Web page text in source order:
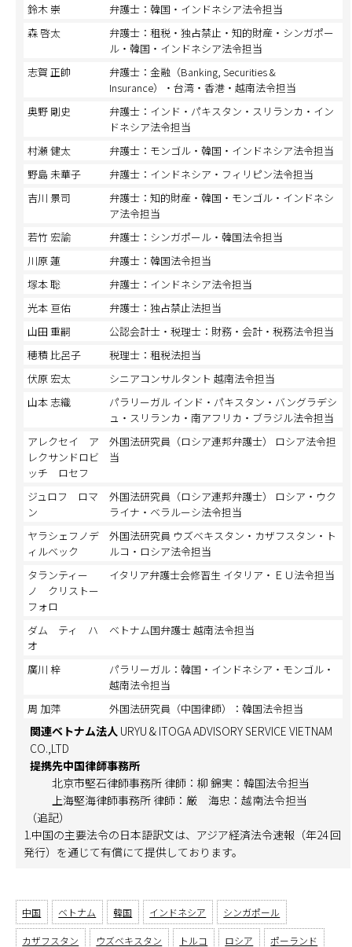
鈴木 崇
弁護士：韓国・インドネシア法令担当
森 啓太
弁護士：租税・独占禁止・知的財産・シンガポー
ル・韓国・インドネシア法令担当
志賀 正帥
弁護士：金融（Banking, Securities &
Insurance）・台湾・香港・越南法令担当
奥野 剛史
弁護士：インド・パキスタン・スリランカ・イン
ドネシア法令担当
村瀬 健太
弁護士：モンゴル・韓国・インドネシア法令担当
野島 未華子
弁護士：インドネシア・フィリピン法令担当
吉川 景司
弁護士：知的財産・韓国・モンゴル・インドネシ
ア法令担当
若竹 宏諭
弁護士：シンガポール・韓国法令担当
川原 蓮
弁護士：韓国法令担当
塚本 聡
弁護士：インドネシア法令担当
光本 亘佑
弁護士：独占禁止法担当
山田 重嗣
公認会計士・税理士：財務・会計・税務法令担当
穂積 比呂子
税理士：租税法担当
伏原 宏太
シニアコンサルタント 越南法令担当
山本 志織
パラリーガル インド・パキスタン・バングラデシ
ュ・スリランカ・南アフリカ・ブラジル法令担当
アレクセイ ア
レクサンドロビ
ッチ ロセフ
外国法研究員（ロシア連邦弁護士） ロシア法令担
当
ジュロフ ロマ
ン
外国法研究員（ロシア連邦弁護士） ロシア・ウク
ライナ・ベラルーシ法令担当
ヤラシェフノデ
ィルベック
外国法研究員 ウズベキスタン・カザフスタン・ト
ルコ・ロシア法令担当
タランティー
ノ クリストー
フォロ
イタリア弁護士会修習生 イタリア・ＥＵ法令担当
ダム ティ ハ
オ
ベトナム国弁護士 越南法令担当
廣川 梓
パラリーガル：韓国・インドネシア・モンゴル・
越南法令担当
周 加萍
外国法研究員（中国律師）：韓国法令担当
関連ベトナム法人URYU & ITOGA ADVISORY SERVICE VIETNAM
CO.,LTD
提携先中国律師事務所
北京市堅石律師事務所 律師：柳 錦実：韓国法令担当
上海堅海律師事務所 律師：厳 海忠：越南法令担当
（追記）
1.中国の主要法令の日本語訳文は、アジア経済法令速報（年24 回
発行）を通じて有償にて提供しております。
中国 ベトナム 韓国 インドネシア シンガポール
カザフスタン ウズベキスタン トルコ ロシア ポーランド